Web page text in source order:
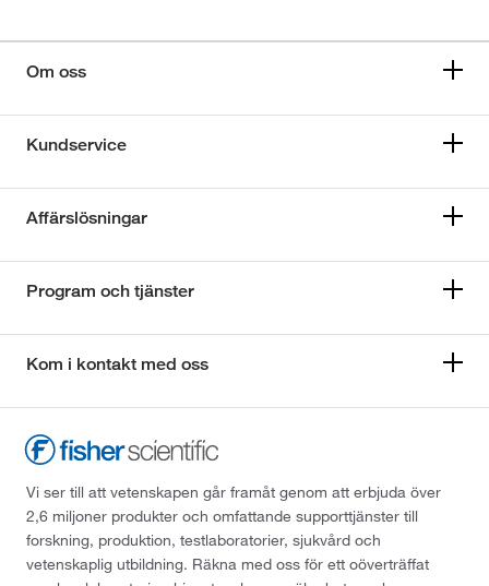
Om oss
Kundservice
Affärslösningar
Program och tjänster
Kom i kontakt med oss
Vi ser till att vetenskapen går framåt genom att erbjuda över
2,6 miljoner produkter och omfattande supporttjänster till
forskning, produktion, testlaboratorier, sjukvård och
vetenskaplig utbildning. Räkna med oss för ett oöverträffat